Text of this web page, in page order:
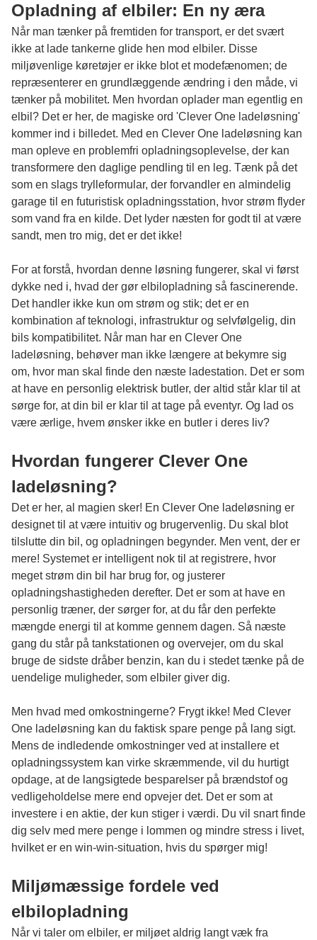
Opladning af elbiler: En ny æra
Når man tænker på fremtiden for transport, er det svært
ikke at lade tankerne glide hen mod elbiler. Disse
miljøvenlige køretøjer er ikke blot et modefænomen; de
repræsenterer en grundlæggende ændring i den måde, vi
tænker på mobilitet. Men hvordan oplader man egentlig en
elbil? Det er her, de magiske ord 'Clever One ladeløsning'
kommer ind i billedet. Med en Clever One ladeløsning kan
man opleve en problemfri opladningsoplevelse, der kan
transformere den daglige pendling til en leg. Tænk på det
som en slags trylleformular, der forvandler en almindelig
garage til en futuristisk opladningsstation, hvor strøm flyder
som vand fra en kilde. Det lyder næsten for godt til at være
sandt, men tro mig, det er det ikke!
For at forstå, hvordan denne løsning fungerer, skal vi først
dykke ned i, hvad der gør elbilopladning så fascinerende.
Det handler ikke kun om strøm og stik; det er en
kombination af teknologi, infrastruktur og selvfølgelig, din
bils kompatibilitet. Når man har en Clever One
ladeløsning, behøver man ikke længere at bekymre sig
om, hvor man skal finde den næste ladestation. Det er som
at have en personlig elektrisk butler, der altid står klar til at
sørge for, at din bil er klar til at tage på eventyr. Og lad os
være ærlige, hvem ønsker ikke en butler i deres liv?
Hvordan fungerer Clever One
ladeløsning?
Det er her, al magien sker! En Clever One ladeløsning er
designet til at være intuitiv og brugervenlig. Du skal blot
tilslutte din bil, og opladningen begynder. Men vent, der er
mere! Systemet er intelligent nok til at registrere, hvor
meget strøm din bil har brug for, og justerer
opladningshastigheden derefter. Det er som at have en
personlig træner, der sørger for, at du får den perfekte
mængde energi til at komme gennem dagen. Så næste
gang du står på tankstationen og overvejer, om du skal
bruge de sidste dråber benzin, kan du i stedet tænke på de
uendelige muligheder, som elbiler giver dig.
Men hvad med omkostningerne? Frygt ikke! Med Clever
One ladeløsning kan du faktisk spare penge på lang sigt.
Mens de indledende omkostninger ved at installere et
opladningssystem kan virke skræmmende, vil du hurtigt
opdage, at de langsigtede besparelser på brændstof og
vedligeholdelse mere end opvejer det. Det er som at
investere i en aktie, der kun stiger i værdi. Du vil snart finde
dig selv med mere penge i lommen og mindre stress i livet,
hvilket er en win-win-situation, hvis du spørger mig!
Miljømæssige fordele ved
elbilopladning
Når vi taler om elbiler, er miljøet aldrig langt væk fra